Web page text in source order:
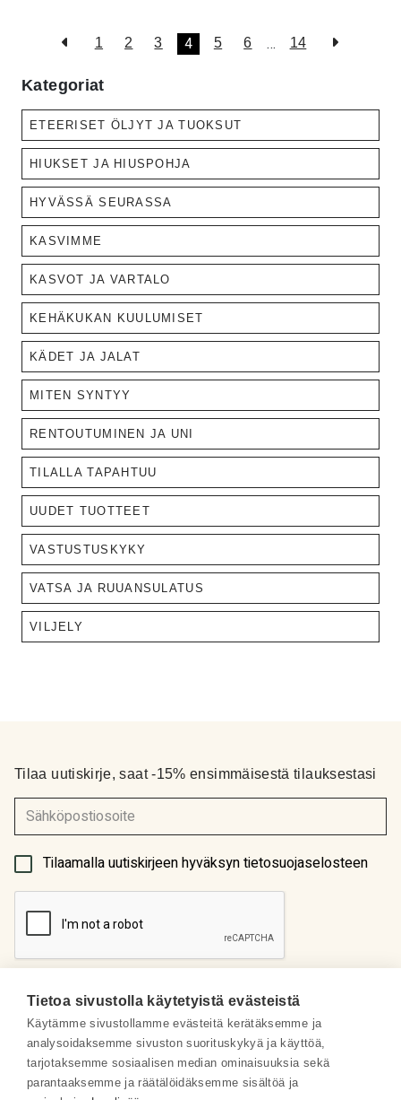
Kategoriat
ETEERISET ÖLJYT JA TUOKSUT
HIUKSET JA HIUSPOHJA
HYVÄSSÄ SEURASSA
KASVIMME
KASVOT JA VARTALO
KEHÄKUKAN KUULUMISET
KÄDET JA JALAT
MITEN SYNTYY
RENTOUTUMINEN JA UNI
TILALLA TAPAHTUU
UUDET TUOTTEET
VASTUSTUSKYKY
VATSA JA RUUANSULATUS
VILJELY
1 2 3 4 5 6 … 14
Meistä
Tilaa uutiskirje, saat -15% ensimmäisestä tilauksestasi
(Pakollinen)
Tilaamalla uutiskirjeen hyväksyn tietosuojaselosteen
Tietoa sivustolla käytetyistä evästeistä
Käytämme sivustollamme evästeitä kerätäksemme ja
analysoidaksemme sivuston suorituskykyä ja käyttöä,
tarjotaksemme sosiaalisen median ominaisuuksia sekä
parantaaksemme ja räätälöidäksemme sisältöä ja